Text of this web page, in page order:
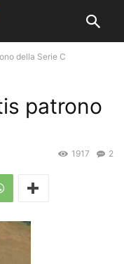
della Serie C
patrono
2
1917